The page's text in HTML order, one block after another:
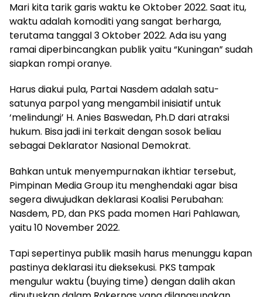
Mari kita tarik garis waktu ke Oktober 2022. Saat itu,
waktu adalah komoditi yang sangat berharga,
terutama tanggal 3 Oktober 2022. Ada isu yang
ramai diperbincangkan publik yaitu “Kuningan” sudah
siapkan rompi oranye.
Harus diakui pula, Partai Nasdem adalah satu-
satunya parpol yang mengambil inisiatif untuk
‘melindungi’ H. Anies Baswedan, Ph.D dari atraksi
hukum. Bisa jadi ini terkait dengan sosok beliau
sebagai Deklarator Nasional Demokrat.
Bahkan untuk menyempurnakan ikhtiar tersebut,
Pimpinan Media Group itu menghendaki agar bisa
segera diwujudkan deklarasi Koalisi Perubahan:
Nasdem, PD, dan PKS pada momen Hari Pahlawan,
yaitu 10 November 2022.
Tapi sepertinya publik masih harus menunggu kapan
pastinya deklarasi itu dieksekusi. PKS tampak
mengulur waktu (buying time) dengan dalih akan